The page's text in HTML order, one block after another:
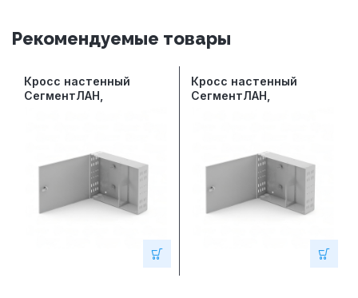
Рекомендуемые товары
Кросс настенный
СегментЛАН,
Кросс настенный
СегментЛАН,